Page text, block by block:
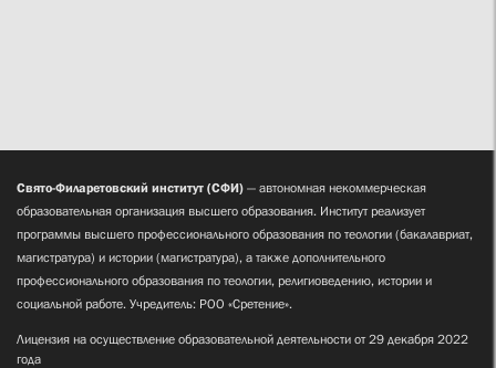
Свято-Филаретовский институт (СФИ) — автономная некоммерческая
образовательная организация высшего образования. Институт реализует
программы высшего профессионального образования по теологии (бакалавриат,
магистратура) и истории (магистратура), а также дополнительного
профессионального образования по теологии, религиоведению, истории и
социальной работе. Учредитель: РОО «Сретение».
Лицензия на осуществление образовательной деятельности от 29 декабря 2022
года